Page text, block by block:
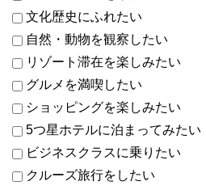
文化歴史にふれたい
自然・動物を観察したい
リゾート滞在を楽しみたい
グルメを満喫したい
ショッピングを楽しみたい
5つ星ホテルに泊まってみたい
ビジネスクラスに乗りたい
クルーズ旅行をしたい